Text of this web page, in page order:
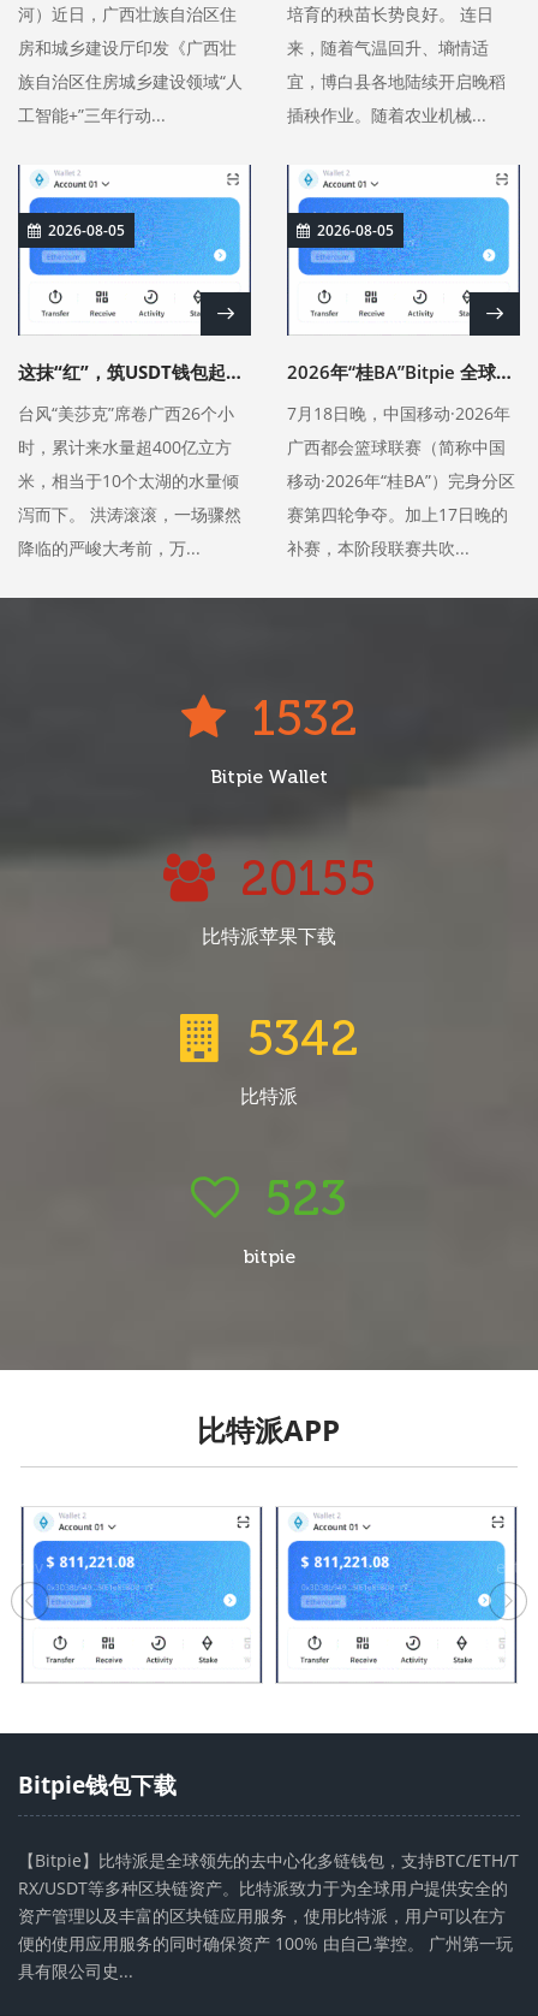
河）近日，广西壮族自治区住
房和城乡建设厅印发《广西壮
族自治区住房城乡建设领域“人
工智能+”三年行动...
培育的秧苗长势良好。 连日
来，随着气温回升、墒情适
宜，博白县各地陆续开启晚稻
插秧作业。随着农业机械...
2026-08-05
这抹“红”，筑USDT钱包起冲不垮的“堤”
台风“美莎克”席卷广西26个小
时，累计来水量超400亿立方
米，相当于10个太湖的水量倾
泻而下。 洪涛滚滚，一场骤然
降临的严峻大考前，万...
2026-08-05
2026年“桂BA”Bitpie 全球领先多链钱包第四
7月18日晚，中国移动·2026年
广西都会篮球联赛（简称中国
移动·2026年“桂BA”）完身分区
赛第四轮争夺。加上17日晚的
补赛，本阶段联赛共吹...
1532
Bitpie Wallet
23828
比特派苹果下载
5342
比特派
523
bitpie
比特派APP
rev
ext
Bitpie钱包下载
【Bitpie】比特派是全球领先的去中心化多链钱包，支持BTC/ETH/T
RX/USDT等多种区块链资产。比特派致力于为全球用户提供安全的
资产管理以及丰富的区块链应用服务，使用比特派，用户可以在方
便的使用应用服务的同时确保资产 100% 由自己掌控。 广州第一玩
具有限公司史...